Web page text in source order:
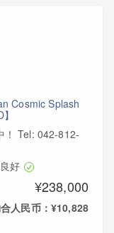
Cosmic Splash
！ Tel: 042-812-
好
¥238,000
人民币：¥10,828